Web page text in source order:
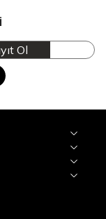
Ol
Tok